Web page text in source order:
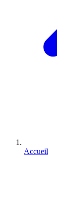
Accueil